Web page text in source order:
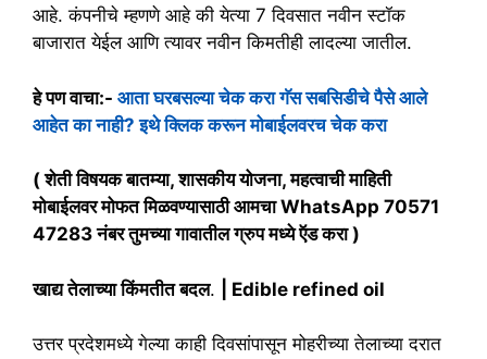
आहे. कंपनीचे म्हणणे आहे की येत्या 7 दिवसात नवीन स्टॉक
बाजारात येईल आणि त्यावर नवीन किमतीही लादल्या जातील.
हे पण वाचा:- आता घरबसल्या चेक करा गॅस सबसिडीचे पैसे आले
आहेत का नाही? इथे क्लिक करून मोबाईलवरच चेक करा
( शेती विषयक बातम्या, शासकीय योजना, महत्वाची माहिती
मोबाईलवर मोफत मिळवण्यासाठी आमचा WhatsApp 70571
47283 नंबर तुमच्या गावातील ग्रुप मध्ये ऍड करा )
खाद्य तेलाच्या किंमतीत बदल. | Edible refined oil
उत्तर प्रदेशमध्ये गेल्या काही दिवसांपासून मोहरीच्या तेलाच्या दरात